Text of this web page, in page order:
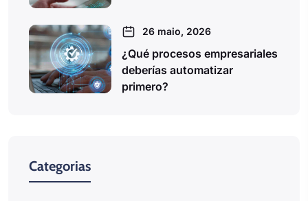
26 maio, 2026
¿Qué procesos empresariales
deberías automatizar
primero?
Categorias